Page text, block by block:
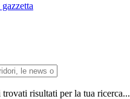
risultati per la tua ricerca...